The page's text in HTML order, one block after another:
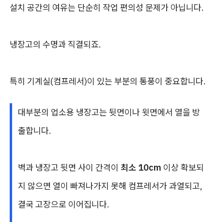
설치 공간의 여유는 단순히 작업 편의성 문제가 아닙니다.
냉장고의 수명과 직결되죠.
특히 기계실(컴프레서)이 있는 부분의 통풍이 중요합니다.
대부분의 업소용 냉장고는 뒷면이나 윗면에서 열을 방
출합니다.
벽과 냉장고 뒷면 사이 간격이 최소 10cm 이상 확보되
지 않으면 열이 빠져나가지 못해 컴프레서가 과열되고,
결국 고장으로 이어집니다.